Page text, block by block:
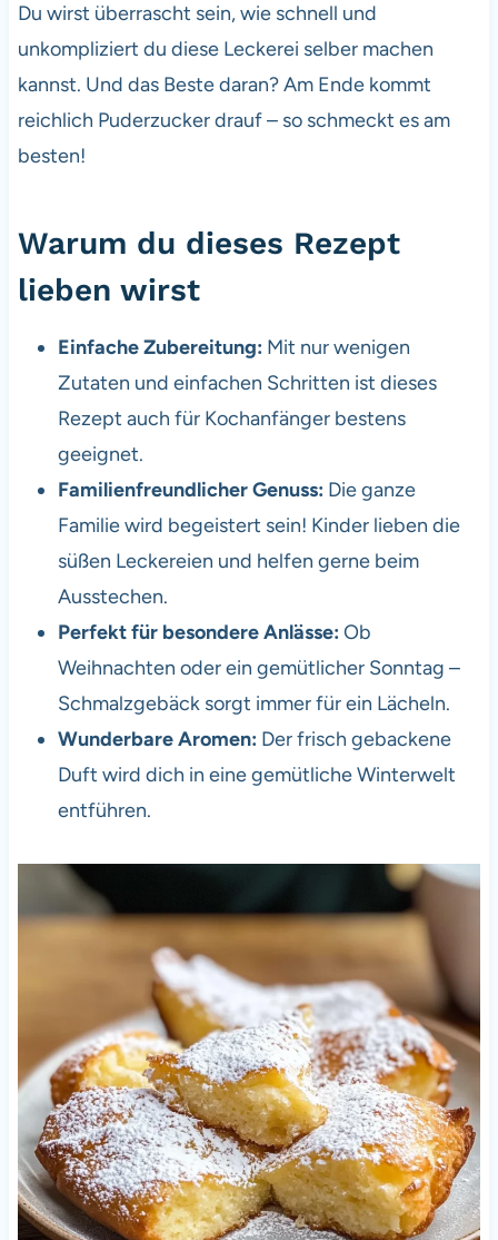
Du wirst überrascht sein, wie schnell und
unkompliziert du diese Leckerei selber machen
kannst. Und das Beste daran? Am Ende kommt
reichlich Puderzucker drauf – so schmeckt es am
besten!
Warum du dieses Rezept
lieben wirst
Einfache Zubereitung: Mit nur wenigen
Zutaten und einfachen Schritten ist dieses
Rezept auch für Kochanfänger bestens
geeignet.
Familienfreundlicher Genuss: Die ganze
Familie wird begeistert sein! Kinder lieben die
süßen Leckereien und helfen gerne beim
Ausstechen.
Perfekt für besondere Anlässe: Ob
Weihnachten oder ein gemütlicher Sonntag –
Schmalzgebäck sorgt immer für ein Lächeln.
Wunderbare Aromen: Der frisch gebackene
Duft wird dich in eine gemütliche Winterwelt
entführen.